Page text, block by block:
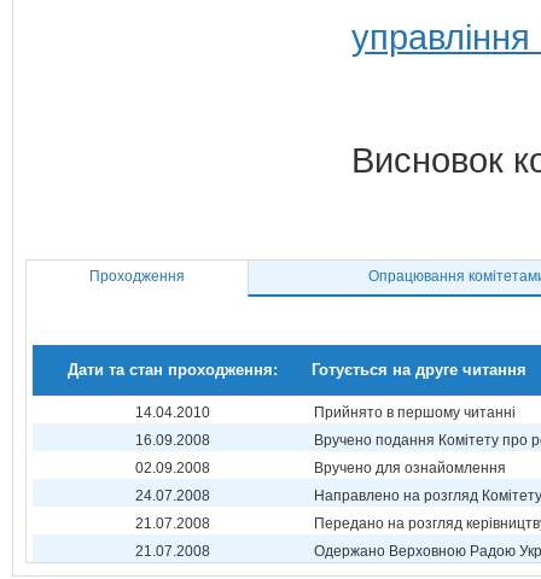
Висновок
Проходження Опрацювання
Дати та стан проходження: Готується на друге читання
14.04.2010
Прийнято в першому читанні
16.09.2008
Вручено подання Комітету про
02.09.2008
Вручено для ознайомлення
24.07.2008
Направлено на розгляд Комітету
21.07.2008
Передано на розгляд
21.07.2008
Одержано Верховною Радою